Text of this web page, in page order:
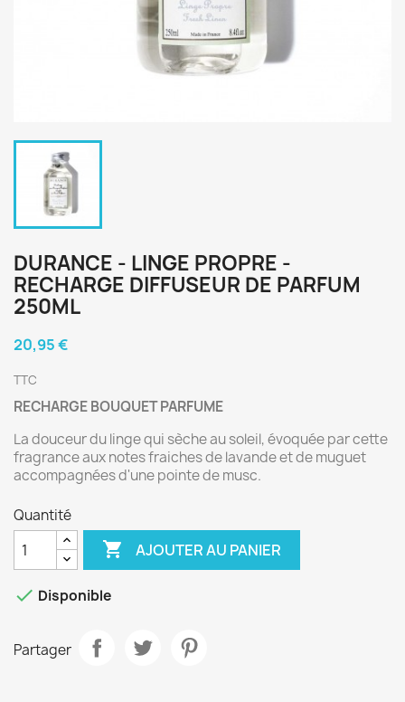
DURANCE - LINGE PROPRE -
RECHARGE DIFFUSEUR DE PARFUM
250ML
20,95 €
TTC
RECHARGE BOUQUET PARFUME
La douceur du linge qui sèche au soleil, évoquée par cette
fragrance aux notes fraiches de lavande et de muguet
accompagnées d'une pointe de musc.
Quantité
 AJOUTER AU PANIER
 Disponible
Partager